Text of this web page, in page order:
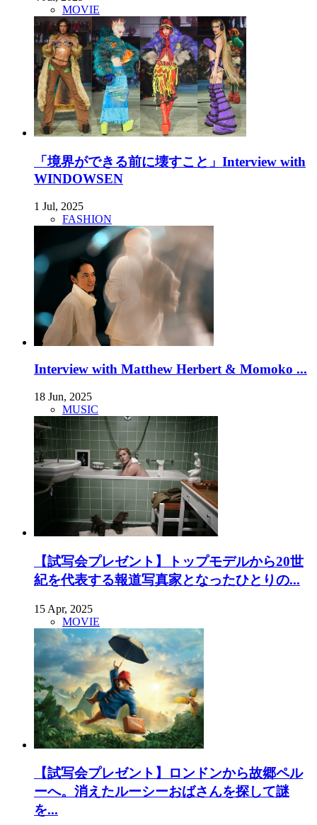
MOVIE
「境界ができる前に壊すこと」Interview with
WINDOWSEN
1 Jul, 2025
FASHION
Interview with Matthew Herbert & Momoko ...
18 Jun, 2025
MUSIC
【試写会プレゼント】トップモデルから20世
紀を代表する報道写真家となったひとりの...
15 Apr, 2025
MOVIE
【試写会プレゼント】ロンドンから故郷ペル
ーへ。消えたルーシーおばさんを探して謎
を...